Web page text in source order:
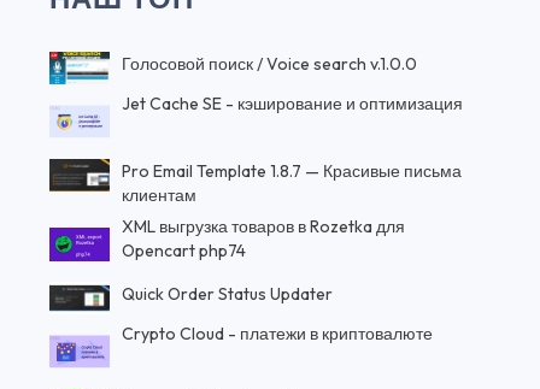
Голосовой поиск / Voice search v.1.0.0
Jet Cache SE - кэширование и оптимизация
Pro Email Template 1.8.7 — Красивые письма
клиентам
XML выгрузка товаров в Rozetka для
Opencart php74
Quick Order Status Updater
Crypto Cloud - платежи в криптовалюте